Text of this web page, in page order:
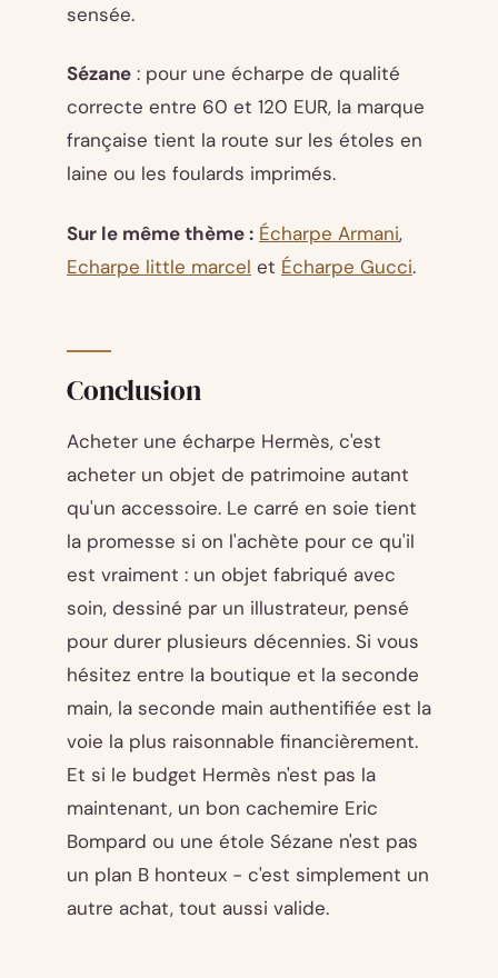
sensée.
Sézane : pour une écharpe de qualité
correcte entre 60 et 120 EUR, la marque
française tient la route sur les étoles en
laine ou les foulards imprimés.
Sur le même thème : Écharpe Armani,
Echarpe little marcel et Écharpe Gucci.
Conclusion
Acheter une écharpe Hermès, c'est
acheter un objet de patrimoine autant
qu'un accessoire. Le carré en soie tient
la promesse si on l'achète pour ce qu'il
est vraiment : un objet fabriqué avec
soin, dessiné par un illustrateur, pensé
pour durer plusieurs décennies. Si vous
hésitez entre la boutique et la seconde
main, la seconde main authentifiée est la
voie la plus raisonnable financièrement.
Et si le budget Hermès n'est pas la
maintenant, un bon cachemire Eric
Bompard ou une étole Sézane n'est pas
un plan B honteux - c'est simplement un
autre achat, tout aussi valide.